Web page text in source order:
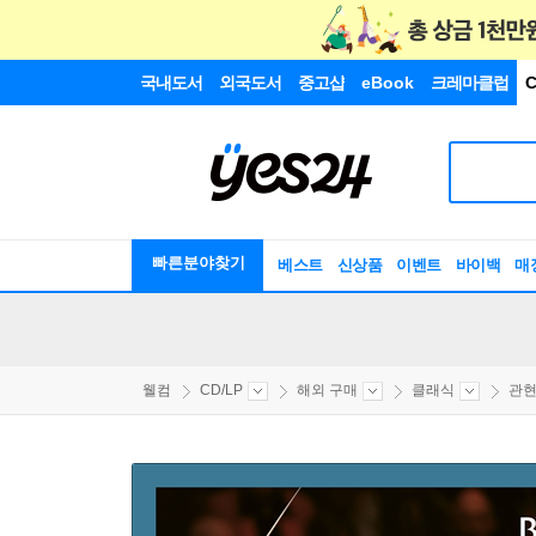
국내도서 외국도서 중고샵 eBook 크레마클럽
빠른분야찾기 베스트 신상품 이벤트 바이백 매
웰컴 CD/LP 해외 구매 클래식 관